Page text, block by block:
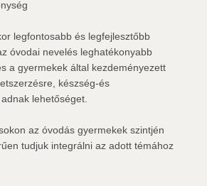
legfontosabb és legfejlesztőbb
óvodai nevelés leghatékonyabb
a gyermekek által kezdeményezett
készség-és
lehetőséget.
az óvodás gyermekek szintjén
tudjuk integrálni az adott témához